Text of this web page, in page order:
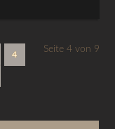
Seite 4 von 9
4